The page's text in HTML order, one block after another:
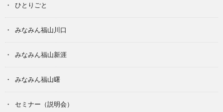
ひとりごと
みなみん福山川口
みなみん福山新涯
みなみん福山曙
セミナー（説明会）